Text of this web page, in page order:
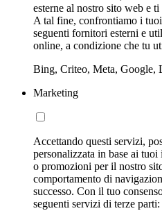
esterne al nostro sito web e
A tal fine, confrontiamo i
seguenti fornitori esterni e
online, a condizione che tu
Bing, Criteo, Meta, Google,
Marketing
Accettando questi servizi,
personalizzata in base ai
o promozioni per il nostro
comportamento di
successo. Con il tuo
seguenti servizi di terze parti: